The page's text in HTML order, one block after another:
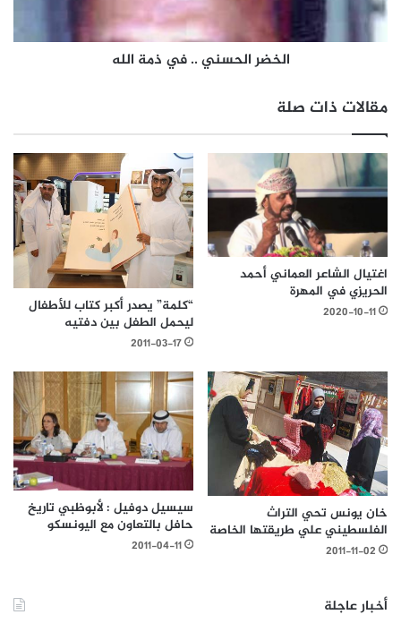
الخضر الحسني .. في ذمة الله
مقالات ذات صلة
اغتيال الشاعر العماني أحمد
الحريزي في المهرة
2020-10-11
“كلمة” يصدر أكبر كتاب للأطفال
ليحمل الطفل بين دفتيه
2011-03-17
خان يونس تحي التراث
الفلسطيني علي طريقتها الخاصة
2011-11-02
سيسيل دوفيل : لأبوظبي تاريخ
حافل بالتعاون مع اليونسكو
2011-04-11
أخبار عاجلة